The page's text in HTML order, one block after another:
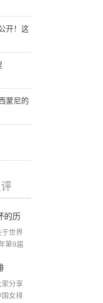
开！这
蒙尼的
的历
界杯
世界
第9届
冠 观
家分享
国女排